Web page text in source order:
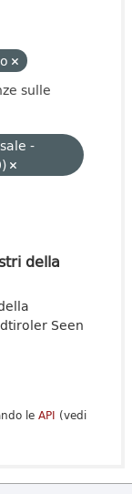
sulle
-
della
Seen
le API (vedi